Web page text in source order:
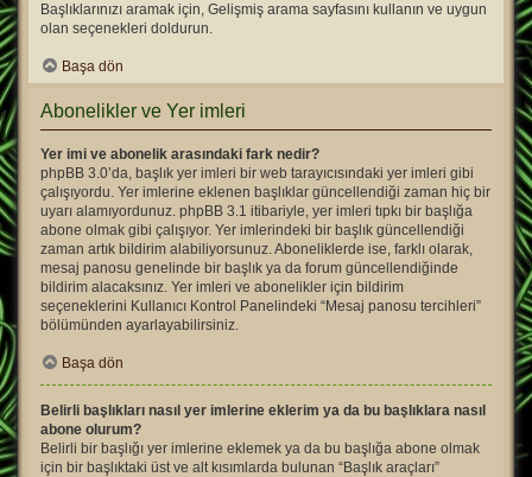
Başlıklarınızı aramak için, Gelişmiş arama sayfasını kullanın ve uygun
olan seçenekleri doldurun.
Başa dön
Abonelikler ve Yer imleri
Yer imi ve abonelik arasındaki fark nedir?
phpBB 3.0’da, başlık yer imleri bir web tarayıcısındaki yer imleri gibi
çalışıyordu. Yer imlerine eklenen başlıklar güncellendiği zaman hiç bir
uyarı alamıyordunuz. phpBB 3.1 itibariyle, yer imleri tıpkı bir başlığa
abone olmak gibi çalışıyor. Yer imlerindeki bir başlık güncellendiği
zaman artık bildirim alabiliyorsunuz. Aboneliklerde ise, farklı olarak,
mesaj panosu genelinde bir başlık ya da forum güncellendiğinde
bildirim alacaksınız. Yer imleri ve abonelikler için bildirim
seçeneklerini Kullanıcı Kontrol Panelindeki “Mesaj panosu tercihleri”
bölümünden ayarlayabilirsiniz.
Başa dön
Belirli başlıkları nasıl yer imlerine eklerim ya da bu başlıklara nasıl
abone olurum?
Belirli bir başlığı yer imlerine eklemek ya da bu başlığa abone olmak
için bir başlıktaki üst ve alt kısımlarda bulunan “Başlık araçları”